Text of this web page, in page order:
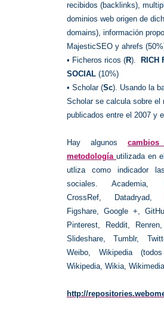
recibidos (backlinks),
dominios web origen de
domains), información
MajesticSEO y ahrefs
• Ficheros ricos (R). RICH
SOCIAL(10%)
• Scholar (Sc). Usando la
Scholar se calcula sobre el
publicados entre el 2007 y
Hay algunos
metodología utilizada en
utliza como indicador
sociales.Academia,
CrossRef, Datadryad,
Figshare, Google +,
Pinterest, Reddit,
Slideshare, Tumblr,
Weibo, Wikipedia
Wikipedia, Wikia,
http://